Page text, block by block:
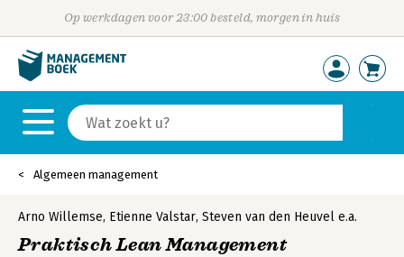
Op werkdagen voor 23:00 besteld, morgen in huis
Algemeen management
Arno Willemse, Etienne Valstar, Steven van den Heuvel e.a.
Praktisch Lean Management